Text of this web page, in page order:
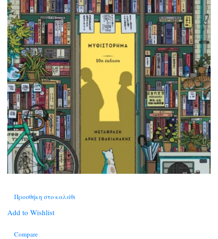
Προσθήκη στο καλάθι
Add to Wishlist
Compare